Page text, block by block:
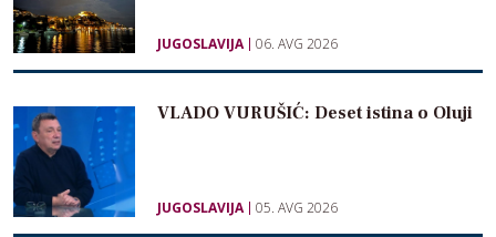
JUGOSLAVIJA 06. AVG 2026
VLADO VURUŠIĆ: Deset istina o Oluji
JUGOSLAVIJA 05. AVG 2026